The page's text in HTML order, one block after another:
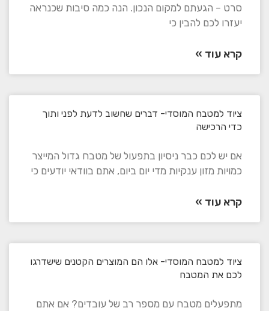
סרט – הגעתם למקום הנכון. הנה כמה סיבות שכנראה
יעזרו לכם להבין כי
קרא עוד »
ציוד למטבח המוסדי- דברים שחשוב לדעת לפני ותוך
כדי הרכישה
אם יש לכם כבר ניסיון בתפעול של מטבח גדול המייצר
כמויות מזון ענקיות מדי יום ביום, אתם בוודאי יודעים כי
קרא עוד »
ציוד למטבח המוסדי- אלו הם המוצרים הקטנים שישדרגו
לכם את המטבח
מתפעלים מטבח עם מספר רב של עובדים? אם אתם